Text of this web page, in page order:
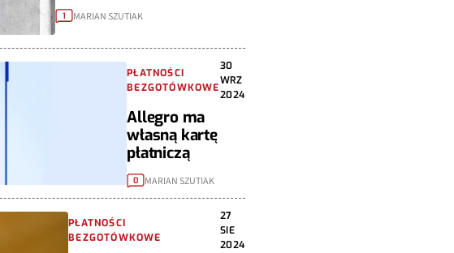
1 MARIAN SZUTIAK
PŁATNOŚCI
BEZGOTÓWKOWE
30
WRZ
2024
Allegro ma
własną kartę
płatniczą
0 MARIAN SZUTIAK
PŁATNOŚCI
BEZGOTÓWKOWE
27
SIE
2024